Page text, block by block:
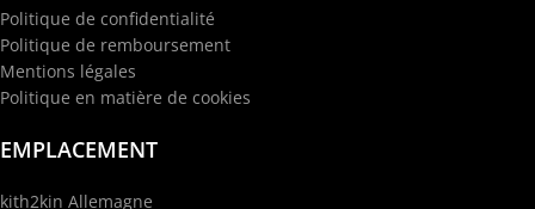
Politique de confidentialité
Politique de remboursement
Mentions légales
Politique en matière de cookies
EMPLACEMENT
kith2kin Allemagne